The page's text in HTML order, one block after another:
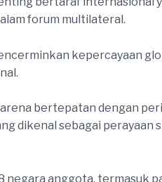
forum multilateral.
kepercayaan
bertepatan dengan
dikenal sebagai perayaan
negara anggota, termasuk